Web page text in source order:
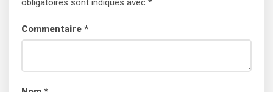
obligatoires sont indiqués avec *
Commentaire *